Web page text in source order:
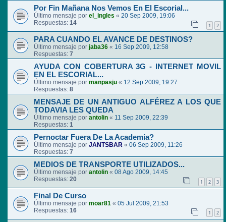
Por Fin Mañana Nos Vemos En El Escorial...
Último mensaje por el_ingles « 20 Sep 2009, 19:06
Respuestas: 14 1 2
PARA CUANDO EL AVANCE DE DESTINOS?
Último mensaje por jaba36 « 16 Sep 2009, 12:58
Respuestas: 7
AYUDA CON COBERTURA 3G - INTERNET MOVIL
EN EL ESCORIAL...
Último mensaje por manpasju « 12 Sep 2009, 19:27
Respuestas: 8
MENSAJE DE UN ANTIGUO ALFÉREZ A LOS QUE
TODAVIA LES QUEDA
Último mensaje por antolin « 11 Sep 2009, 22:39
Respuestas: 1
Pernoctar Fuera De La Academia?
Último mensaje por JANTSBAR « 06 Sep 2009, 11:26
Respuestas: 7
MEDIOS DE TRANSPORTE UTILIZADOS...
Último mensaje por antolin « 08 Ago 2009, 14:45
Respuestas: 20 1 2 3
Final De Curso
Último mensaje por moar81 « 05 Jul 2009, 21:53
Respuestas: 16 1 2